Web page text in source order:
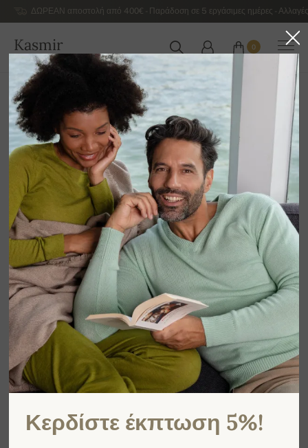
ΔΩΡΕΑΝ αποστολή από 400€ - Παράδοση σε 5 εργάσιμες ημέρες -
Kasmir
ΕΛΛΆΔΑ
0
Αρχική
Κερδίστε έκπτωση 5%!